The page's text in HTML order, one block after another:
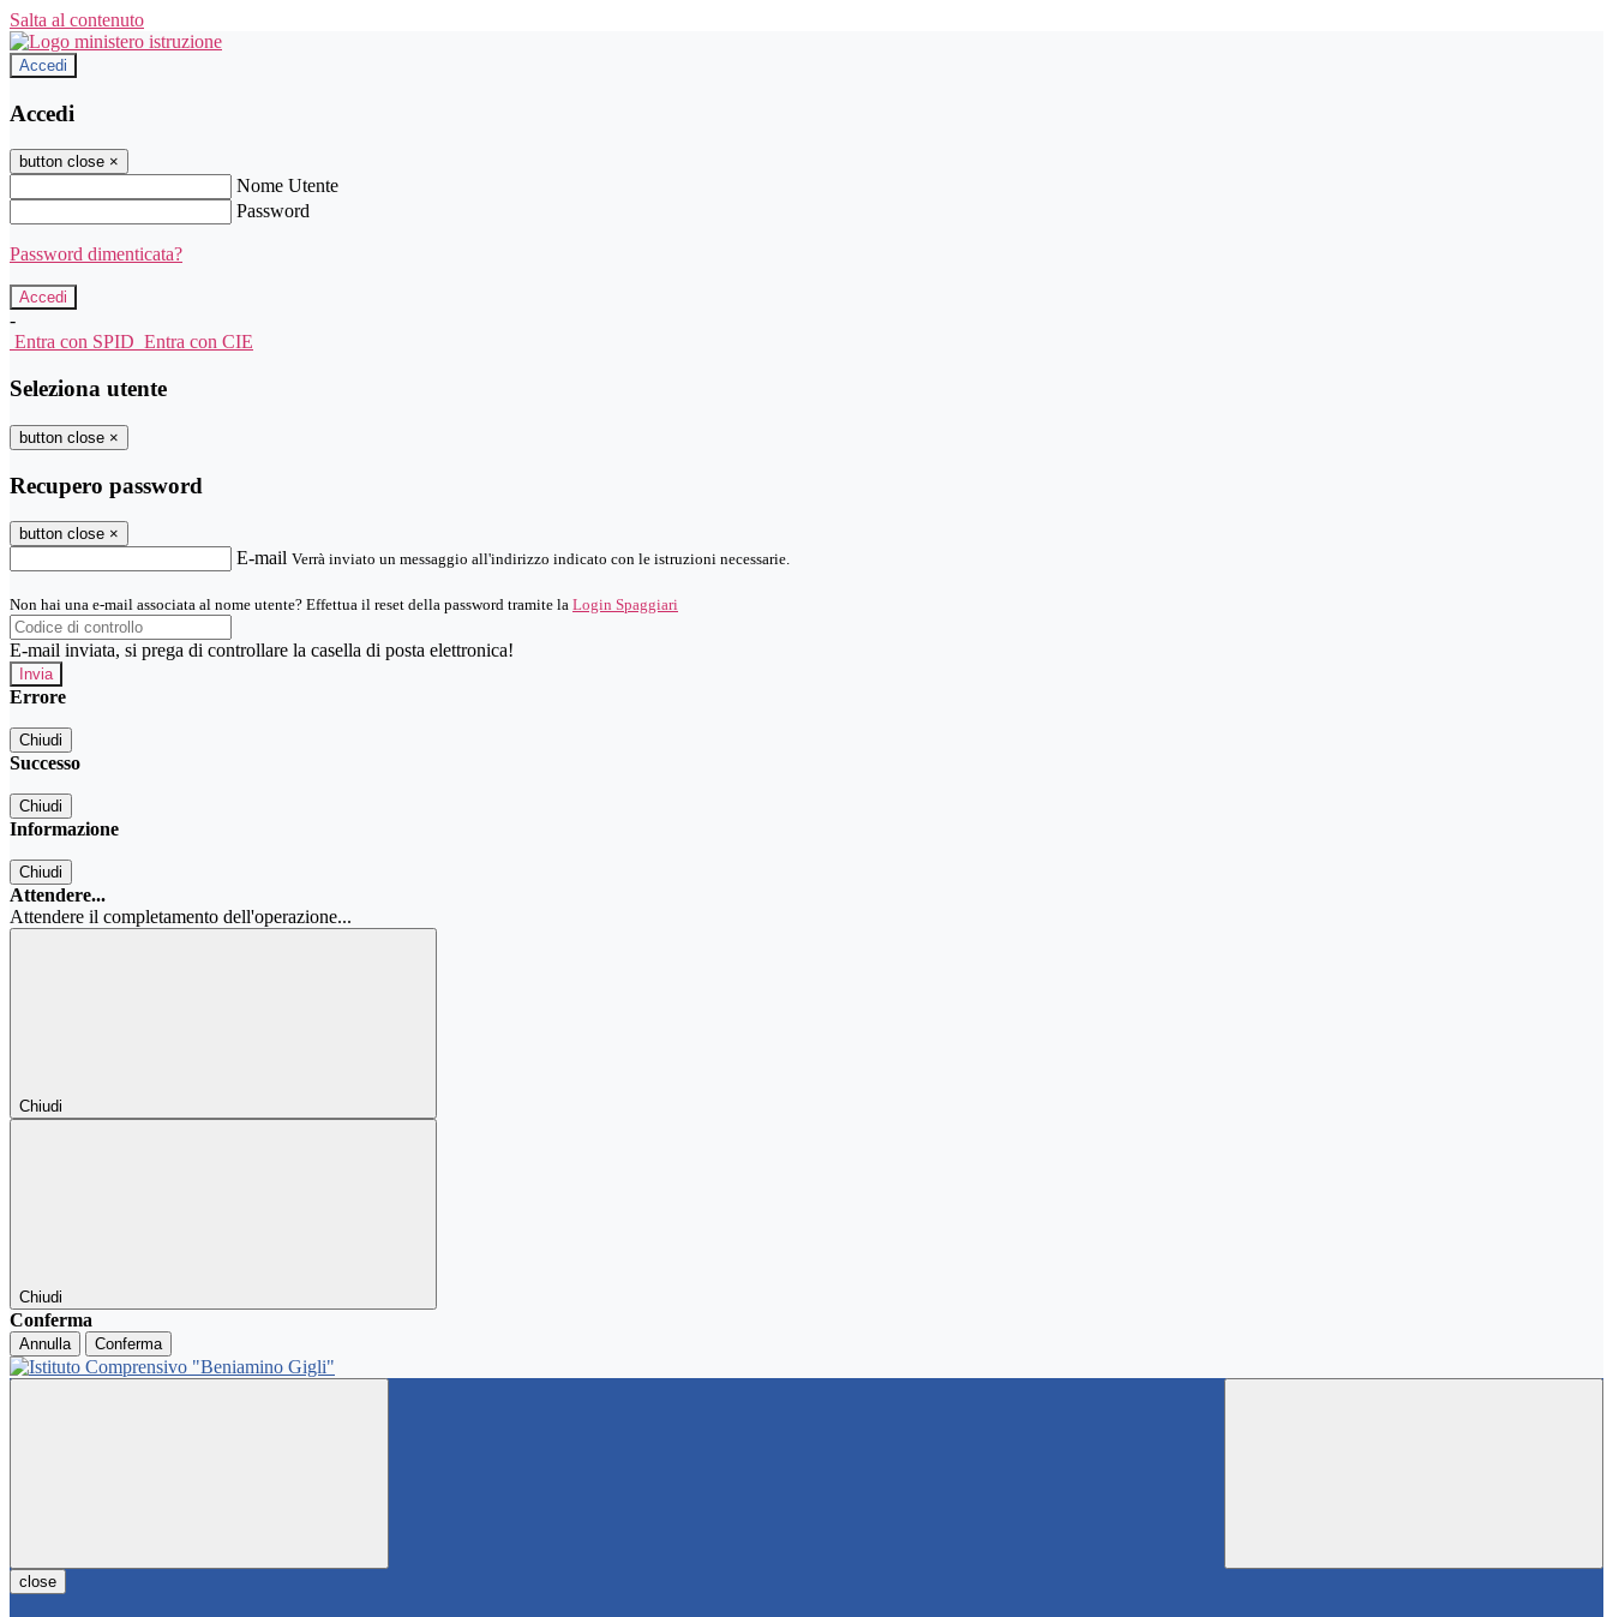
Salta al contenuto
Accedi
Accedi
button close ×
Nome Utente
Password
Password dimenticata?
-
Entra con SPID Entra con CIE
Seleziona utente
button close ×
Recupero password
button close ×
E-mail Verrà inviato un messaggio all'indirizzo indicato con le istruzioni necessarie.
Non hai una e-mail associata al nome utente? Effettua il reset della password tramite la Login Spaggiari
E-mail inviata, si prega di controllare la casella di posta elettronica!
Errore
Chiudi
Successo
Chiudi
Informazione
Chiudi
Attendere...
Attendere il completamento dell'operazione...
Chiudi
Chiudi
Conferma
Annulla Conferma
close